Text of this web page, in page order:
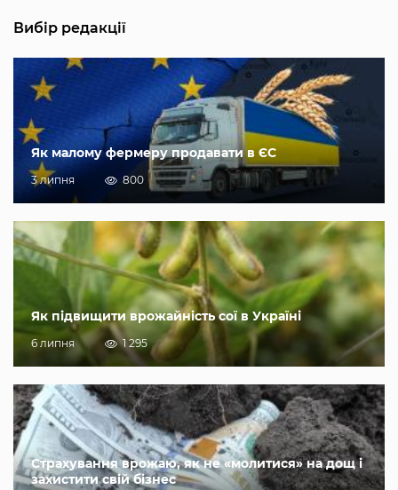
Вибір редакції
Як малому фермеру продавати в ЄС
3 липня 800
Як підвищити врожайність сої в Україні
6 липня 1 295
Страхування врожаю, як не «молитися» на дощ і
захистити свій бізнес